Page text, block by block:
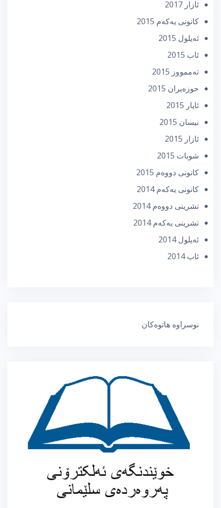
ئازار 2017
كانونی یه‌كه‌م 2015
ئه‌یلول 2015
ئاب 2015
تەممووز 2015
حوزه‌یران 2015
ئایار 2015
نیسان 2015
ئازار 2015
شوبات 2015
كانونی دووه‌م 2015
كانونی یه‌كه‌م 2014
تشرینی دووه‌م 2014
تشرینی یه‌كه‌م 2014
ئه‌یلول 2014
ئاب 2014
نوسراوە هاتوەکان